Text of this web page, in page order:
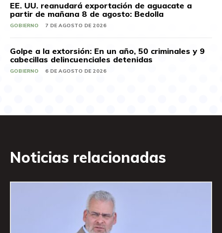
EE. UU. reanudará exportación de aguacate a
partir de mañana 8 de agosto: Bedolla
GOBIERNO 7 DE AGOSTO DE 2026
Golpe a la extorsión: En un año, 50 criminales y 9
cabecillas delincuenciales detenidas
GOBIERNO 6 DE AGOSTO DE 2026
Noticias relacionadas